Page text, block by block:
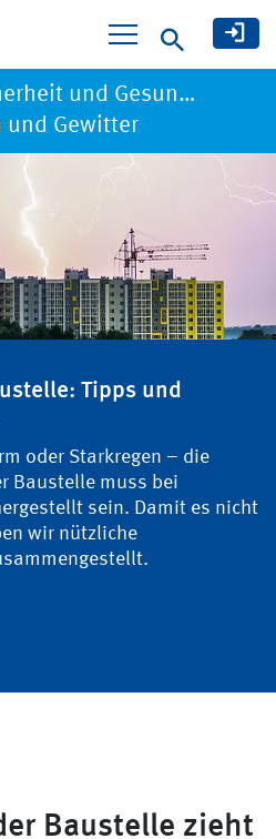
Suche
und Gesun…
und Gewitter
Gewitter
Tipps und
oder Starkregen – die
Baustelle muss bei
sein. Damit es nicht
wir nützliche
Baustelle zieht